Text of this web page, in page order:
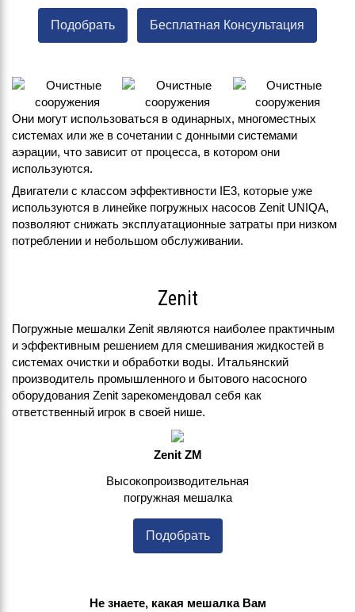
Подобрать Бесплатная Консультация
Они могут использоваться в одинарных, многоместных
системах или же в сочетании с донными системами
аэрации, что зависит от процесса, в котором они
используются.
Двигатели с классом эффективности IE3, которые уже
используются в линейке погружных насосов Zenit UNIQA,
позволяют снижать эксплуатационные затраты при низком
потреблении и небольшом обслуживании.
Zenit
Погружные мешалки Zenit являются наиболее практичным
и эффективным решением для смешивания жидкостей в
системах очистки и обработки воды. Итальянский
производитель промышленного и бытового насосного
оборудования Zenit зарекомендовал себя как
ответственный игрок в своей нише.
Zenit ZM
Высокопроизводительная
погружная мешалка
Подобрать
Не знаете, какая мешалка Вам